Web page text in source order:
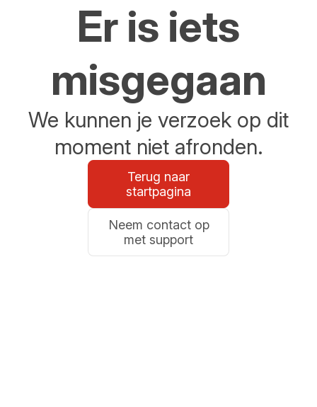
Er is iets
misgegaan
We kunnen je verzoek op dit
moment niet afronden.
Terug naar
startpagina
Neem contact op
met support